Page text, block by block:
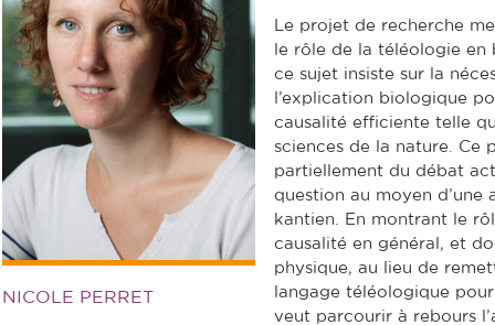
NICOLE PERRET
Le projet de recherche
le rôle de la téléologie
ce sujet insiste sur la
l’explication biologique
causalité efficiente telle
sciences de la nature. Ce
partiellement du débat
question au moyen d’une
kantien. En montrant le
causalité en général, et
physique, au lieu de
langage téléologique
veut parcourir à rebours